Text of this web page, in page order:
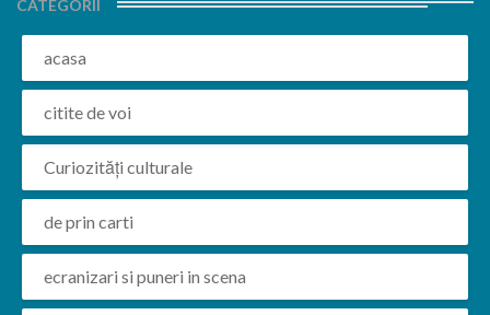
CATEGORII
acasa
citite de voi
Curiozități culturale
de prin carti
ecranizari si puneri in scena